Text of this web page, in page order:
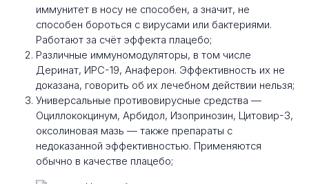
иммунитет в носу не способен, а значит, не
способен бороться с вирусами или бактериями.
Работают за счёт эффекта плацебо;
Различные иммуномодуляторы, в том числе
Деринат, ИРС-19, Анаферон. Эффективность их не
доказана, говорить об их лечебном действии нельзя;
Универсальные противовирусные средства —
Оциллококцинум, Арбидол, Изопринозин, Цитовир-3,
оксолиновая мазь — также препараты с
недоказанной эффективностью. Применяются
обычно в качестве плацебо;